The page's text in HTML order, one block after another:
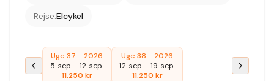
Rejse:Elcykel
Uge 37 - 2026
5. sep.-12. sep.
11.250 kr
Uge 38 - 2026
12. sep.-19. sep.
11.250 kr